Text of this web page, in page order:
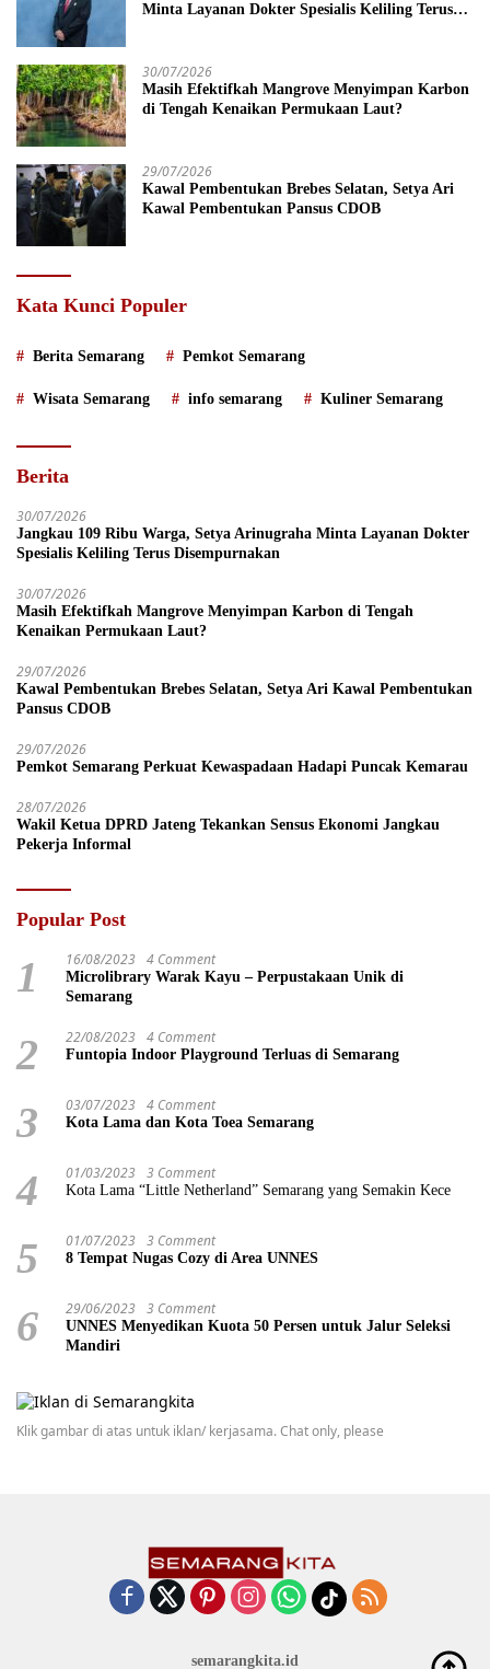
Minta Layanan Dokter Spesialis Keliling Terus
30/07/2026
Masih Efektifkah Mangrove Menyimpan Karbon
di Tengah Kenaikan Permukaan Laut?
29/07/2026
Kawal Pembentukan Brebes Selatan, Setya Ari
Kawal Pembentukan Pansus CDOB
Kata Kunci Populer
Berita Semarang Pemkot Semarang
Wisata Semarang info semarang Kuliner Semarang
Berita
30/07/2026
Jangkau 109 Ribu Warga, Setya Arinugraha Minta Layanan Dokter
Spesialis Keliling Terus Disempurnakan
30/07/2026
Masih Efektifkah Mangrove Menyimpan Karbon di Tengah
Kenaikan Permukaan Laut?
29/07/2026
Kawal Pembentukan Brebes Selatan, Setya Ari Kawal Pembentukan
Pansus CDOB
29/07/2026
Pemkot Semarang Perkuat Kewaspadaan Hadapi Puncak Kemarau
28/07/2026
Wakil Ketua DPRD Jateng Tekankan Sensus Ekonomi Jangkau
Pekerja Informal
Popular Post
1 16/08/2023 4 Comment
Microlibrary Warak Kayu – Perpustakaan Unik di
Semarang
2 22/08/2023 4 Comment
Funtopia Indoor Playground Terluas di Semarang
3 03/07/2023 4 Comment
Kota Lama dan Kota Toea Semarang
4 01/03/2023 3 Comment
Kota Lama “Little Netherland” Semarang yang Semakin Kece
5 01/07/2023 3 Comment
8 Tempat Nugas Cozy di Area UNNES
6 29/06/2023 3 Comment
UNNES Menyedikan Kuota 50 Persen untuk Jalur Seleksi
Mandiri
Klik gambar di atas untuk iklan/ kerjasama. Chat only, please
semarangkita.id